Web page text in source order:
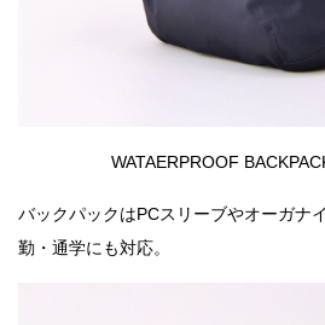
WATAERPROOF
バックパックはPCスリーブやオーガナ
勤・通学にも対応。